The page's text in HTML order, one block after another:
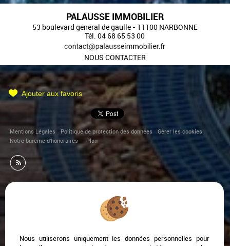
PALAUSSE IMMOBILIER
53 boulevard général de gaulle - 11100 NARBONNE
Tél.04 68 65 53 00
NOUS CONTACTER
Ajouter aux favoris
Mentions Légales Politique de protection des données
Gérer les cookies
Notre barème d'honoraires
Plan
Afin de vous offrir un confort de lecture permanent, depuis
votre PC, votre tablette ou votre smartphone, notre site
Nous utiliserons uniquement les données personnelles pour